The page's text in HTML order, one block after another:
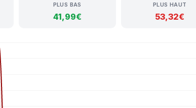
PLUS BAS
41,99€
PLUS HAUT
53,32€